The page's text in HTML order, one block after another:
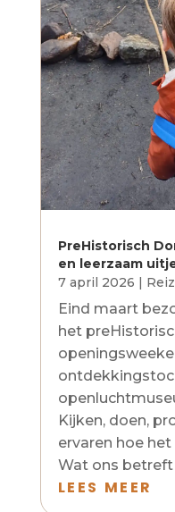
PreHistorisch
en leerzaam
7 april 2026
Eind maart
het
Kijken, doen,
ervaren hoe
Wat ons betreft
LEES MEER